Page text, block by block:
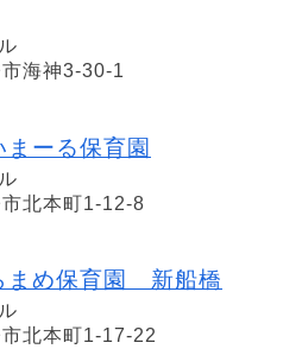
海神3-30-1
まーる保育園
北本町1-12-8
まめ保育園 新船橋
北本町1-17-22